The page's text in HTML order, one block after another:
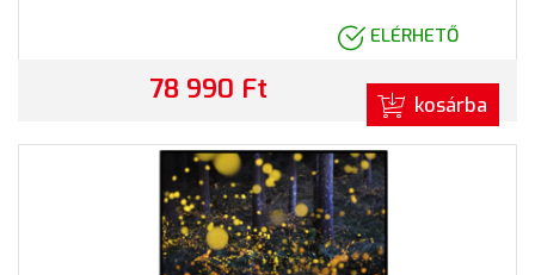
ELÉRHETŐ
78 990 Ft kosárba